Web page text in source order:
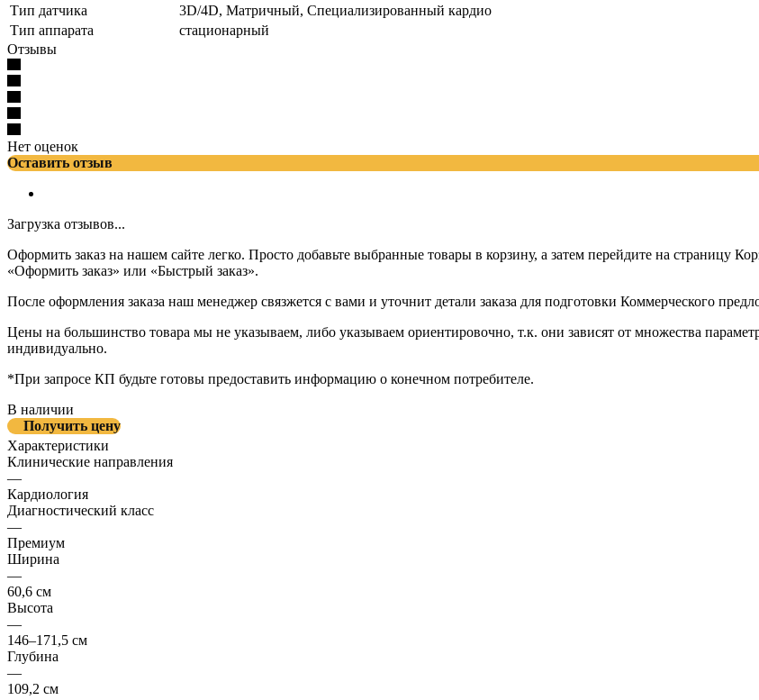
Тип датчика
3D/4D, Матричный, Специализированный кардио
Тип аппарата
стационарный
Отзывы
Нет оценок
Оставить отзыв
Загрузка отзывов...
Оформить заказ на нашем сайте легко. Просто добавьте выбранные товары в корзину, а затем перейдите на страницу
«Оформить заказ» или «Быстрый заказ».
После оформления заказа наш менеджер связжется с вами и уточнит детали заказа для подготовки Коммерческого
Цены на большинство товара мы не указываем, либо указываем ориентировочно, т.к. они зависят от множества
индивидуально.
*При запросе КП будьте готовы предоставить информацию о конечном потребителе.
В наличии
Получить цену
Характеристики
Клинические направления
—
Кардиология
Диагностический класс
—
Премиум
Ширина
—
60,6 см
Высота
—
146–171,5 см
Глубина
—
109,2 см